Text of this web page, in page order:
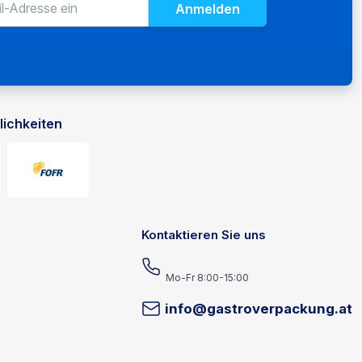
E-Mail-Adresse für den Newsletter
Geben Sie Ihre E-Mail-Adresse für den Empfang
Anmelden
Kontaktieren Sie uns
Mo-Fr 8:00-15:00
info@gastroverpackung.at